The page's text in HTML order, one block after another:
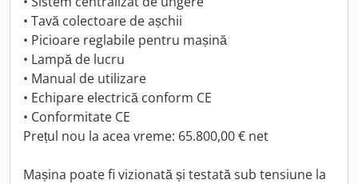
• Tavă colectoare de așchii
• Picioare reglabile pentru mașină
• Lampă de lucru
• Manual de utilizare
• Echipare electrică conform CE
• Conformitate CE
Prețul nou la acea vreme: 65.800,00 € net
Mașina poate fi vizionată și testată sub tensiune la